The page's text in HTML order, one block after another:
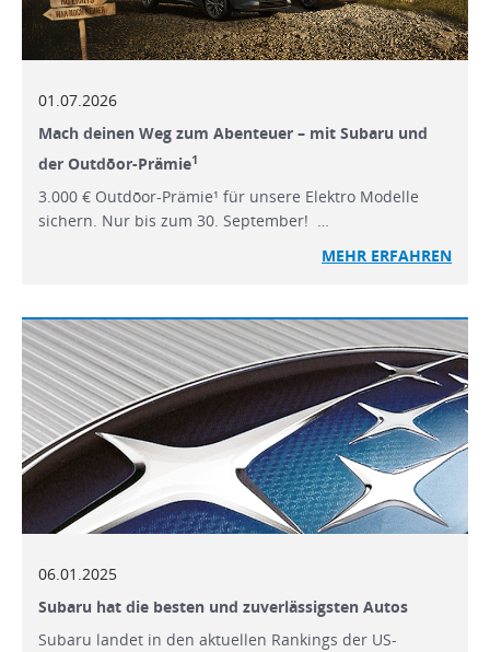
01.07.2026
Mach deinen Weg zum Abenteuer – mit Subaru und
der Outdōor-Prämie1
3.000 € Outdōor-Prämie¹ für unsere Elektro Modelle
sichern. Nur bis zum 30. September! …
MEHR ERFAHREN
06.01.2025
Subaru hat die besten und zuverlässigsten Autos
Subaru landet in den aktuellen Rankings der US-